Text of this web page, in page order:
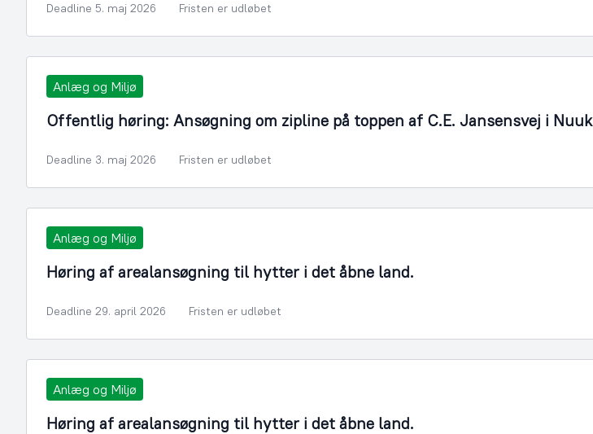
Deadline 5. maj 2026 Fristen er udløbet
Anlæg og Miljø
Offentlig høring: Ansøgning om zipline på toppen af C.E. Jansensvej i Nuuk
Deadline 3. maj 2026 Fristen er udløbet
Anlæg og Miljø
Høring af arealansøgning til hytter i det åbne land.
Deadline 29. april 2026 Fristen er udløbet
Anlæg og Miljø
Høring af arealansøgning til hytter i det åbne land.